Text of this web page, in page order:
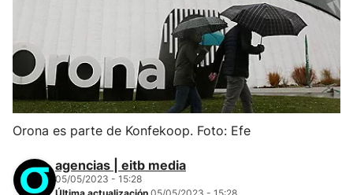
Orona es parte de Konfekoop. Foto: Efe
agencias | eitb media
05/05/2023 - 15:28